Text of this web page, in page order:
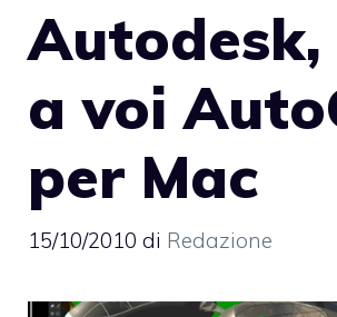
Autodesk,
a voi
per Mac
15/10/2010 di Redazione